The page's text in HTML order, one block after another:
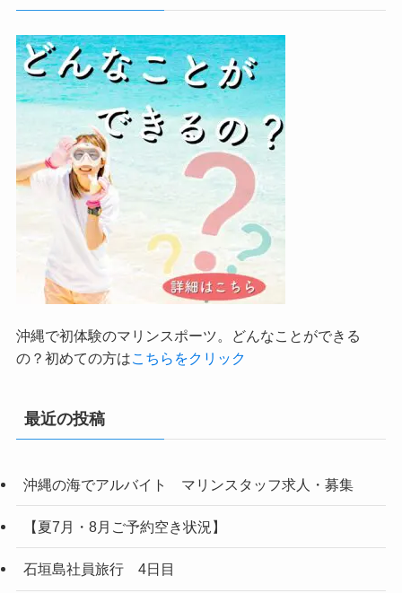
沖縄で初体験のマリンスポーツ。どんなことができる
の？初めての方はこちらをクリック
最近の投稿
沖縄の海でアルバイト マリンスタッフ求人・募集
【夏7月・8月ご予約空き状況】
石垣島社員旅行 4日目